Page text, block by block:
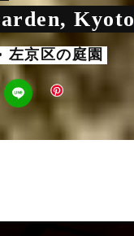
Kyoto
左京区の庭園